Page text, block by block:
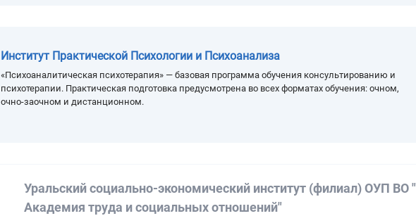
Институт Практической Психологии и Психоанализа
«Психоаналитическая психотерапия» — базовая программа обучения консультированию и
психотерапии. Практическая подготовка предусмотрена во всех форматах обучения: очном,
очно-заочном и дистанционном.
Уральский социально-экономический институт (филиал) ОУП ВО "
Академия труда и социальных отношений"